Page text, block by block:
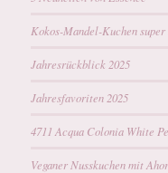
Kokos-Mandel-Kuchen
Jahresrückblick 2025
Jahresfavoriten 2025
4711 Acqua Colonia White
Veganer Nusskuchen mit